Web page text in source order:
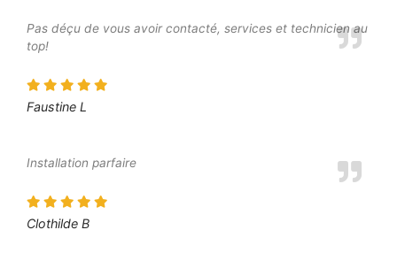
Pas déçu de vous avoir contacté, services et technicien au
top!
Faustine L
Installation parfaire
Clothilde B